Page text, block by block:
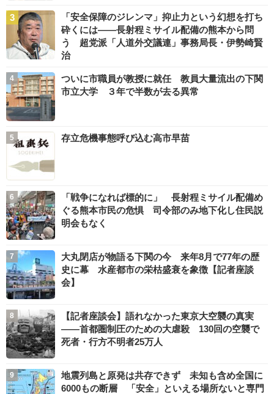
「安全保障のジレンマ」抑止力という幻想を打ち
砕くには――長射程ミサイル配備の熊本から問
う 超党派「人道外交議連」事務局長・伊勢崎賢
治
ついに市職員が教授に就任 教員大量流出の下関
市立大学 ３年で半数が去る異常
存立危機事態呼び込む高市早苗
「戦争になれば標的に」 長射程ミサイル配備め
ぐる熊本市民の危惧 司令部のみ地下化し住民説
明会もなく
大丸閉店が物語る下関の今 来年8月で77年の歴
史に幕 水産都市の栄枯盛衰を象徴【記者座談
会】
【記者座談会】語れなかった東京大空襲の真実
――首都圏制圧のための大虐殺 130回の空襲で
死者・行方不明者25万人
地震列島と原発は共存できず 未知も含め全国に
6000もの断層 「安全」といえる場所ないと専門